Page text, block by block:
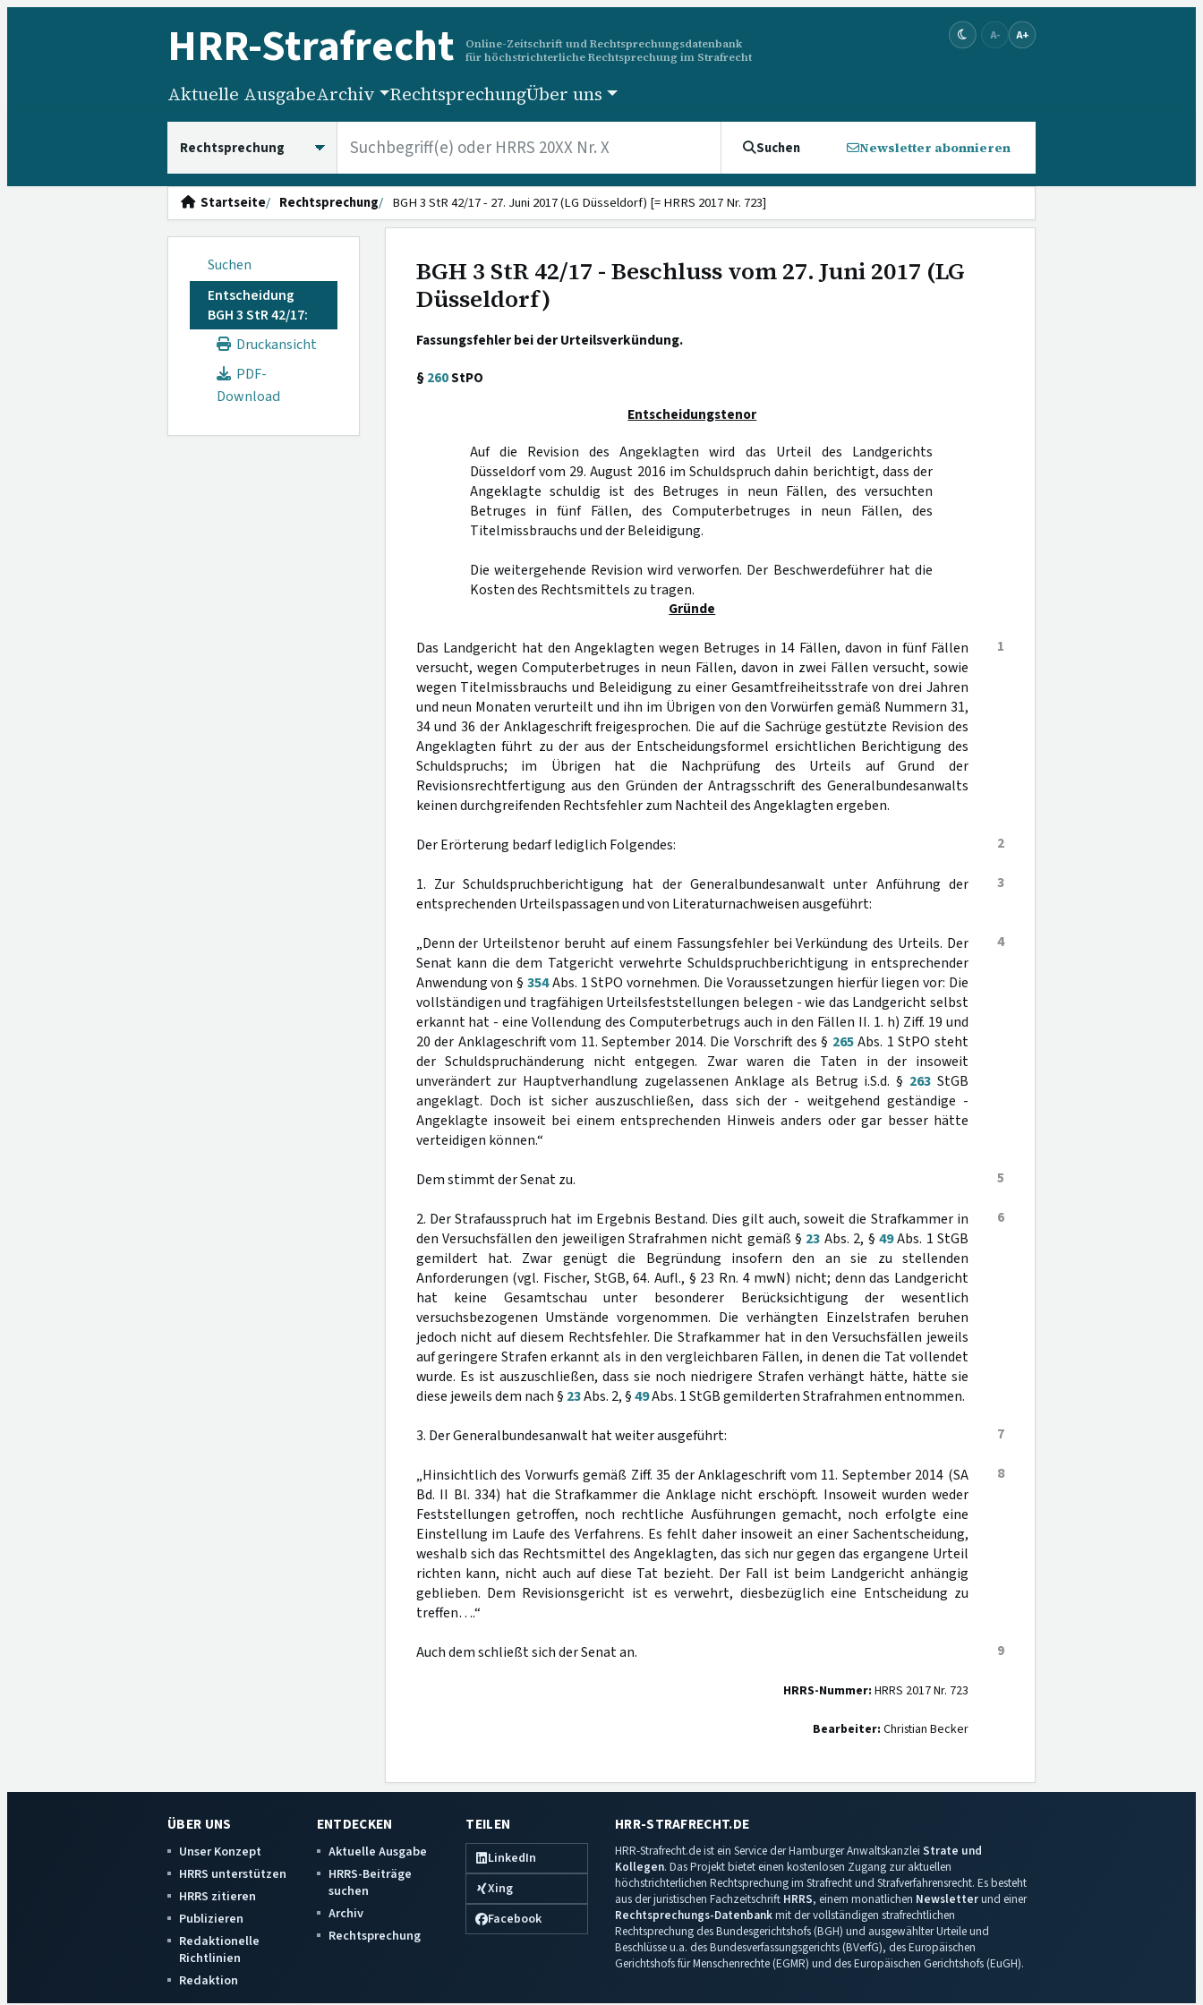
HRR-Strafrecht
Online-Zeitschrift und Rechtsprechungsdatenbank
für höchstrichterliche Rechtsprechung im Strafrecht
A- A+
Aktuelle AusgabeArchiv RechtsprechungÜber uns
Suchen Newsletter abonnieren
Startseite Rechtsprechung BGH 3 StR 42/17 - 27. Juni 2017 (LG Düsseldorf) [= HRRS 2017 Nr. 723]
Suchen
Entscheidung
BGH 3 StR 42/17:
Druckansicht
PDF-
Download
BGH 3 StR 42/17 - Beschluss vom 27. Juni 2017 (LG
Düsseldorf)
Fassungsfehler bei der Urteilsverkündung.
§260StPO
Entscheidungstenor
Auf die Revision des Angeklagten wird das Urteil des Landgerichts
Düsseldorf vom 29. August 2016 im Schuldspruch dahin berichtigt, dass der
Angeklagte schuldig ist des Betruges in neun Fällen, des versuchten
Betruges in fünf Fällen, des Computerbetruges in neun Fällen, des
Titelmissbrauchs und der Beleidigung.
Die weitergehende Revision wird verworfen. Der Beschwerdeführer hat die
Kosten des Rechtsmittels zu tragen.
Gründe
1
Das Landgericht hat den Angeklagten wegen Betruges in 14 Fällen, davon in fünf Fällen
versucht, wegen Computerbetruges in neun Fällen, davon in zwei Fällen versucht, sowie
wegen Titelmissbrauchs und Beleidigung zu einer Gesamtfreiheitsstrafe von drei Jahren
und neun Monaten verurteilt und ihn im Übrigen von den Vorwürfen gemäß Nummern 31,
34 und 36 der Anklageschrift freigesprochen. Die auf die Sachrüge gestützte Revision des
Angeklagten führt zu der aus der Entscheidungsformel ersichtlichen Berichtigung des
Schuldspruchs; im Übrigen hat die Nachprüfung des Urteils auf Grund der
Revisionsrechtfertigung aus den Gründen der Antragsschrift des Generalbundesanwalts
keinen durchgreifenden Rechtsfehler zum Nachteil des Angeklagten ergeben.
2
Der Erörterung bedarf lediglich Folgendes:
3
1. Zur Schuldspruchberichtigung hat der Generalbundesanwalt unter Anführung der
entsprechenden Urteilspassagen und von Literaturnachweisen ausgeführt:
4
„Denn der Urteilstenor beruht auf einem Fassungsfehler bei Verkündung des Urteils. Der
Senat kann die dem Tatgericht verwehrte Schuldspruchberichtigung in entsprechender
Anwendung von § 354Abs. 1 StPO vornehmen. Die Voraussetzungen hierfür liegen vor: Die
vollständigen und tragfähigen Urteilsfeststellungen belegen - wie das Landgericht selbst
erkannt hat - eine Vollendung des Computerbetrugs auch in den Fällen II. 1. h) Ziff. 19 und
20 der Anklageschrift vom 11. September 2014. Die Vorschrift des § 265Abs. 1 StPO steht
der Schuldspruchänderung nicht entgegen. Zwar waren die Taten in der insoweit
unverändert zur Hauptverhandlung zugelassenen Anklage als Betrug i.S.d. § 263 StGB
angeklagt. Doch ist sicher auszuschließen, dass sich der - weitgehend geständige -
Angeklagte insoweit bei einem entsprechenden Hinweis anders oder gar besser hätte
verteidigen können.“
5
Dem stimmt der Senat zu.
6
2. Der Strafausspruch hat im Ergebnis Bestand. Dies gilt auch, soweit die Strafkammer in
den Versuchsfällen den jeweiligen Strafrahmen nicht gemäß § 23 Abs. 2, § 49Abs. 1 StGB
gemildert hat. Zwar genügt die Begründung insofern den an sie zu stellenden
Anforderungen (vgl. Fischer, StGB, 64. Aufl., § 23 Rn. 4 mwN) nicht; denn das Landgericht
hat keine Gesamtschau unter besonderer Berücksichtigung der wesentlich
versuchsbezogenen Umstände vorgenommen. Die verhängten Einzelstrafen beruhen
jedoch nicht auf diesem Rechtsfehler. Die Strafkammer hat in den Versuchsfällen jeweils
auf geringere Strafen erkannt als in den vergleichbaren Fällen, in denen die Tat vollendet
wurde. Es ist auszuschließen, dass sie noch niedrigere Strafen verhängt hätte, hätte sie
diese jeweils dem nach § 23Abs. 2, §49Abs. 1 StGB gemilderten Strafrahmen entnommen.
7
3. Der Generalbundesanwalt hat weiter ausgeführt:
8
„Hinsichtlich des Vorwurfs gemäß Ziff. 35 der Anklageschrift vom 11. September 2014 (SA
Bd. II Bl. 334) hat die Strafkammer die Anklage nicht erschöpft. Insoweit wurden weder
Feststellungen getroffen, noch rechtliche Ausführungen gemacht, noch erfolgte eine
Einstellung im Laufe des Verfahrens. Es fehlt daher insoweit an einer Sachentscheidung,
weshalb sich das Rechtsmittel des Angeklagten, das sich nur gegen das ergangene Urteil
richten kann, nicht auch auf diese Tat bezieht. Der Fall ist beim Landgericht anhängig
geblieben. Dem Revisionsgericht ist es verwehrt, diesbezüglich eine Entscheidung zu
treffen….“
9
Auch dem schließt sich der Senat an.
HRRS-Nummer: HRRS 2017 Nr. 723
Bearbeiter: Christian Becker
ÜBER UNS
Unser Konzept
HRRS unterstützen
HRRS zitieren
Publizieren
Redaktionelle
Richtlinien
Redaktion
ENTDECKEN
Aktuelle Ausgabe
HRRS-Beiträge
suchen
Archiv
Rechtsprechung
TEILEN
LinkedIn
Xing
Facebook
HRR-STRAFRECHT.DE
HRR-Strafrecht.de ist ein Service der Hamburger Anwaltskanzlei Strate und
Kollegen. Das Projekt bietet einen kostenlosen Zugang zur aktuellen
höchstrichterlichen Rechtsprechung im Strafrecht und Strafverfahrensrecht. Es besteht
aus der juristischen Fachzeitschrift HRRS, einem monatlichen Newsletterund einer
Rechtsprechungs-Datenbankmit der vollständigen strafrechtlichen
Rechtsprechung des Bundesgerichtshofs (BGH) und ausgewählter Urteile und
Beschlüsse u.a. des Bundesverfassungsgerichts (BVerfG), des Europäischen
Gerichtshofs für Menschenrechte (EGMR) und des Europäischen Gerichtshofs (EuGH).